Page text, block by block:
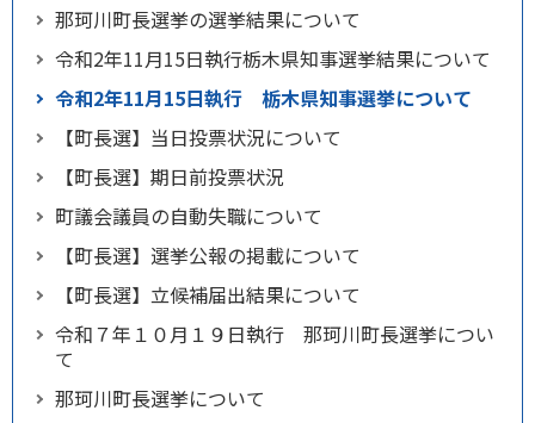
那珂川町長選挙の選挙結果について
令和2年11月15日執行栃木県知事選挙結果について
令和2年11月15日執行 栃木県知事選挙について
【町長選】当日投票状況について
【町長選】期日前投票状況
町議会議員の自動失職について
【町長選】選挙公報の掲載について
【町長選】立候補届出結果について
令和７年１０月１９日執行 那珂川町長選挙につい
て
那珂川町長選挙について